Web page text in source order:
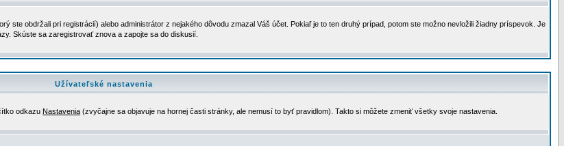
ste obdržali pri registrácií) alebo administrátor z nejakého dôvodu zmazal Váš účet. Pokiaľ je to ten druhý prípad, potom ste možno nevložili žiadny príspevok. Je
Skúste sa zaregistrovať znova a zapojte sa do diskusií.
Užívateľské nastavenia
odkazu Nastavenia (zvyčajne sa objavuje na hornej časti stránky, ale nemusí to byť pravidlom). Takto si môžete zmeniť všetky svoje nastavenia.